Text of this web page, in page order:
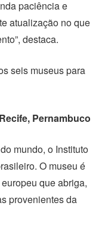
paciência e
atualização no que
destaca.
seis museus para
Pernambuco
mundo, o Instituto
O museu é
que abriga,
provenientes da